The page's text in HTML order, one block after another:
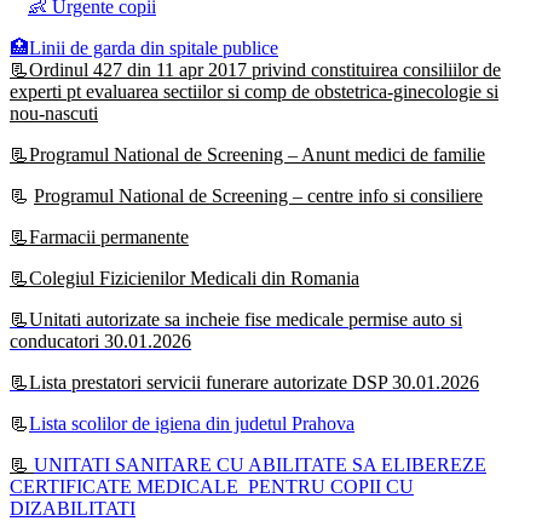
👶 Urgente copii
🏥Linii de garda din spitale publice
📃Ordinul 427 din 11 apr 2017 privind constituirea consiliilor de
experti pt evaluarea sectiilor si comp de obstetrica-ginecologie si
nou-nascuti
📃Programul National de Screening – Anunt medici de familie
📃 Programul National de Screening – centre info si consiliere
📃Farmacii permanente
📃Colegiul Fizicienilor Medicali din Romania
📃Unitati autorizate sa incheie fise medicale permise auto si
conducatori 30.01.2026
📃Lista prestatori servicii funerare autorizate DSP 30.01.2026
📃Lista scolilor de igiena din judetul Prahova
📃 UNITATI SANITARE CU ABILITATE SA ELIBEREZE
CERTIFICATE MEDICALE PENTRU COPII CU
DIZABILITATI